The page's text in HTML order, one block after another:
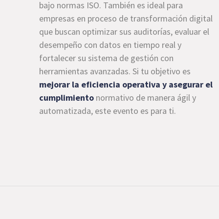
bajo normas ISO. También es ideal para
empresas en proceso de transformación digital
que buscan optimizar sus auditorías, evaluar el
desempeño con datos en tiempo real y
fortalecer su sistema de gestión con
herramientas avanzadas. Si tu objetivo es
mejorar la eficiencia operativa y asegurar el
cumplimiento normativo de manera ágil y
automatizada, este evento es para ti.